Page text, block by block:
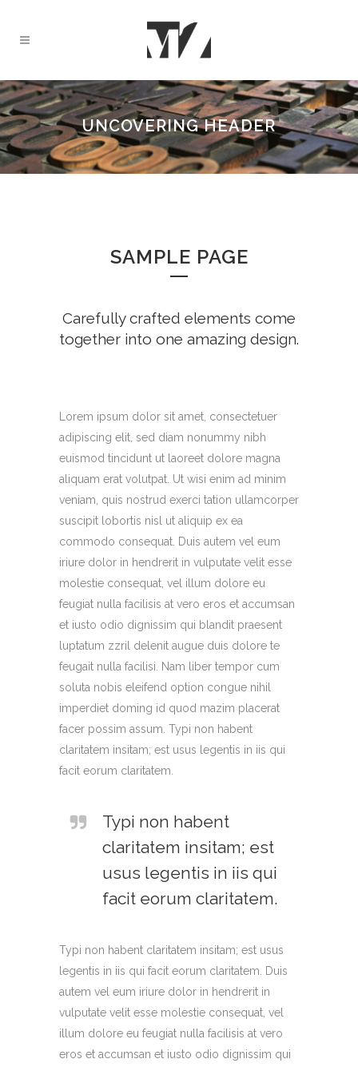
UNCOVERING HEADER
SAMPLE PAGE
Carefully crafted elements come
together into one amazing design.
Lorem ipsum dolor sit amet, consectetuer
adipiscing elit, sed diam nonummy nibh
euismod tincidunt ut laoreet dolore magna
aliquam erat volutpat. Ut wisi enim ad minim
veniam, quis nostrud exerci tation ullamcorper
suscipit lobortis nisl ut aliquip ex ea
commodo consequat. Duis autem vel eum
iriure dolor in hendrerit in vulputate velit esse
molestie consequat, vel illum dolore eu
feugiat nulla facilisis at vero eros et accumsan
et iusto odio dignissim qui blandit praesent
luptatum zzril delenit augue duis dolore te
feugait nulla facilisi. Nam liber tempor cum
soluta nobis eleifend option congue nihil
imperdiet doming id quod mazim placerat
facer possim assum. Typi non habent
claritatem insitam; est usus legentis in iis qui
facit eorum claritatem.
Typi non habent
claritatem insitam; est
usus legentis in iis qui
facit eorum claritatem.
Typi non habent claritatem insitam; est usus
legentis in iis qui facit eorum claritatem. Duis
autem vel eum iriure dolor in hendrerit in
vulputate velit esse molestie consequat, vel
illum dolore eu feugiat nulla facilisis at vero
eros et accumsan et iusto odio dignissim qui